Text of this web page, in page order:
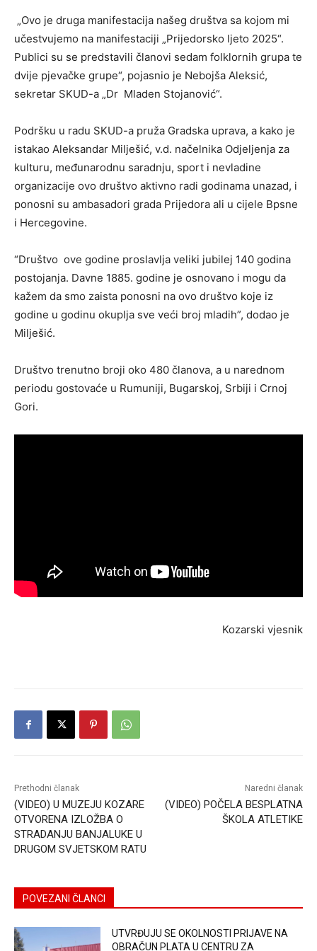
„Ovo je druga manifestacija našeg društva sa kojom mi
učestvujemo na manifestaciji „Prijedorsko ljeto 2025“.
Publici su se predstavili članovi sedam folklornih grupa te
dvije pjevačke grupe“, pojasnio je Nebojša Aleksić,
sekretar SKUD-a „Dr Mladen Stojanović“.
Podršku u radu SKUD-a pruža Gradska uprava, a kako je
istakao Aleksandar Milješić, v.d. načelnika Odjeljenja za
kulturu, međunarodnu saradnju, sport i nevladine
organizacije ovo društvo aktivno radi godinama unazad, i
ponosni su ambasadori grada Prijedora ali u cijele Bpsne
i Hercegovine.
“Društvo ove godine proslavlja veliki jubilej 140 godina
postojanja. Davne 1885. godine je osnovano i mogu da
kažem da smo zaista ponosni na ovo društvo koje iz
godine u godinu okuplja sve veći broj mladih”, dodao je
Milješić.
Društvo trenutno broji oko 480 članova, a u narednom
periodu gostovaće u Rumuniji, Bugarskoj, Srbiji i Crnoj
Gori.
Kozarski vjesnik
Prethodni članak
(VIDEO) U MUZEJU KOZARE
OTVORENA IZLOŽBA O
STRADANJU BANJALUKE U
DRUGOM SVJETSKOM RATU
Naredni članak
(VIDEO) POČELA BESPLATNA
ŠKOLA ATLETIKE
POVEZANI ČLANCI
UTVRĐUJU SE OKOLNOSTI PRIJAVE NA
OBRAČUN PLATA U CENTRU ZA